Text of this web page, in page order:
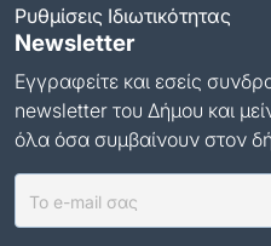
Ρυθμίσεις Ιδιωτικότητας
Newsletter
Εγγραφείτε και εσείς
newsletter του Δήμου και
όλα όσα συμβαίνουν στον